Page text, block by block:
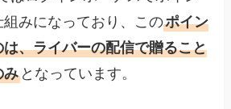
組みになっており、このポイン
、ライバーの配信で贈ること
み となっています。